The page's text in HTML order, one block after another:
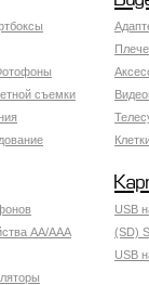
съемки
AA/AAA
USB
(SD)
USB